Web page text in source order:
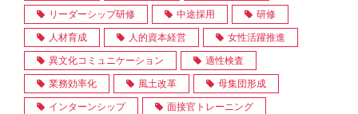
リーダーシップ研修 中途採用 研修
人材育成 人的資本経営 女性活躍推進
異文化コミュニケーション 適性検査
業務効率化 風土改革 母集団形成
インターンシップ 面接官トレーニング